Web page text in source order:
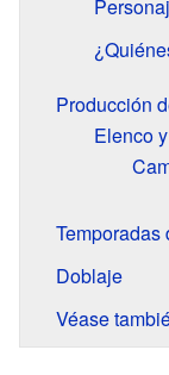
Producción
Elenco
Temporadas
Doblaje
Véase